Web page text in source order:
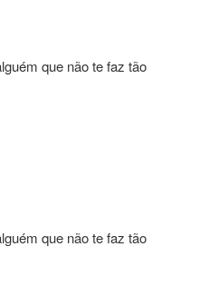
que não te faz tão
que não te faz tão